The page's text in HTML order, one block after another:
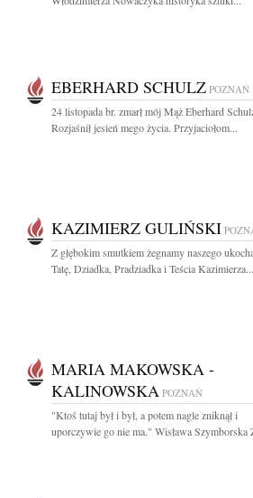
EBERHARD SCHULZ POZNAŃ
24 listopada br. zmarł mój Mąż Eberhard
Rozjaśnił jesień mego życia. Przyjaciołom...
KAZIMIERZ GULIŃSKI
Z głębokim smutkiem żegnamy naszego
Tatę, Dziadka, Pradziadka i Teścia Kazimierza...
MARIA MAKOWSKA -
KALINOWSKA POZNAŃ
"Ktoś tutaj był i był, a potem nagle zniknął i
uporczywie go nie ma." Wisława Szymborska